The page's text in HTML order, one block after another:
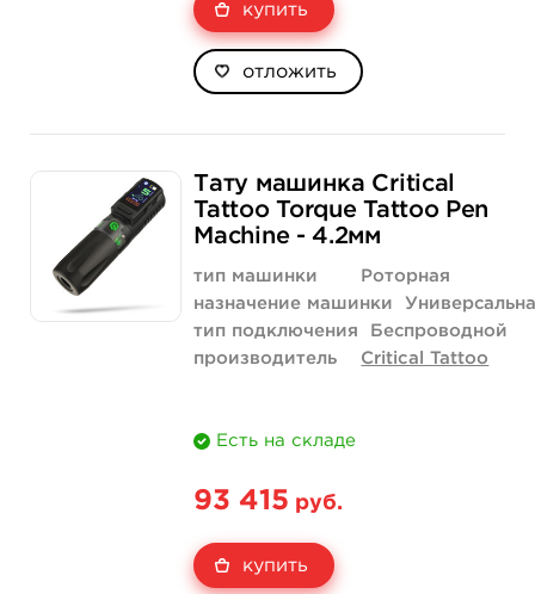
купить
отложить
Тату машинка Critical
Tattoo Torque Tattoo Pen
Machine - 4.2мм
тип машинки
Роторная
назначение машинки
тип подключения
Беспроводной
производитель
Critical Tattoo
Есть на складе
93 415 руб.
купить